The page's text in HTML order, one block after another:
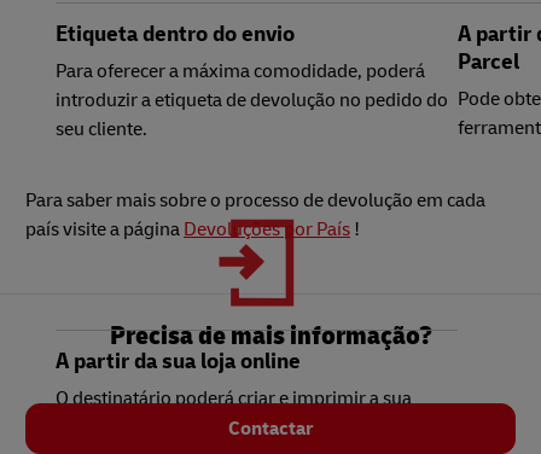
Etiqueta dentro do envio
Para oferecer a máxima comodidade, poderá
introduzir a etiqueta de devolução no pedido do
seu cliente.
A partir
Parcel
Pode
A partir da sua loja online
O destinatário poderá criar e imprimir a sua
etiqueta a partir da sua loja online.
Para saber mais sobre o processo de devolução em cada
país visite a página Devoluções por País !
Precisa de mais informação?
Contactar